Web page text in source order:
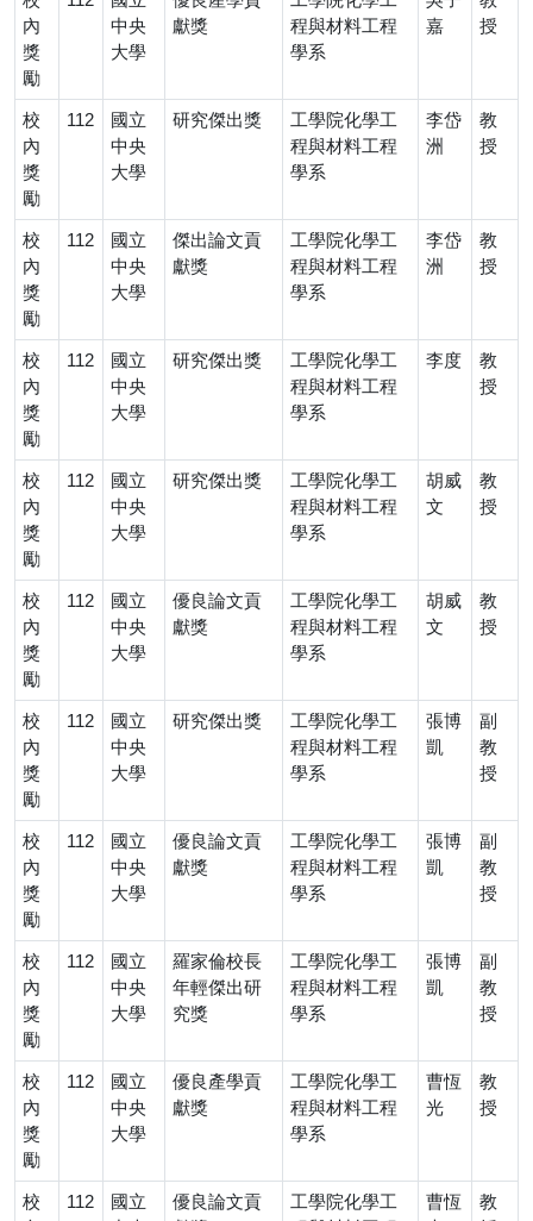
內
獎
勵
中央
大學
獻獎
程與材料工程
學系
嘉
授
校
內
獎
勵
112
國立
中央
大學
研究傑出獎
工學院化學工
程與材料工程
學系
李岱
洲
教
授
校
內
獎
勵
112
國立
中央
大學
傑出論文貢
獻獎
工學院化學工
程與材料工程
學系
李岱
洲
教
授
校
內
獎
勵
112
國立
中央
大學
研究傑出獎
工學院化學工
程與材料工程
學系
李度
教
授
校
內
獎
勵
112
國立
中央
大學
研究傑出獎
工學院化學工
程與材料工程
學系
胡威
文
教
授
校
內
獎
勵
112
國立
中央
大學
優良論文貢
獻獎
工學院化學工
程與材料工程
學系
胡威
文
教
授
校
內
獎
勵
112
國立
中央
大學
研究傑出獎
工學院化學工
程與材料工程
學系
張博
凱
副
教
授
校
內
獎
勵
112
國立
中央
大學
優良論文貢
獻獎
工學院化學工
程與材料工程
學系
張博
凱
副
教
授
校
內
獎
勵
112
國立
中央
大學
羅家倫校長
年輕傑出研
究獎
工學院化學工
程與材料工程
學系
張博
凱
副
教
授
校
內
獎
勵
112
國立
中央
大學
優良產學貢
獻獎
工學院化學工
程與材料工程
學系
曹恆
光
教
授
校
112
國立
優良論文貢
工學院化學工
曹恆
教